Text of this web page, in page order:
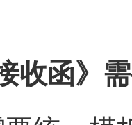
收函》